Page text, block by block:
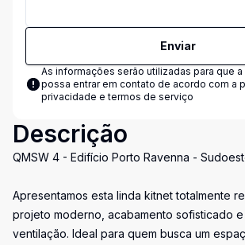
Enviar
As informações serão utilizadas para que
possa entrar em contato de acordo com a
privacidade e termos de serviço
Descrição
QMSW 4 - Edifício Porto Ravenna -
Apresentamos esta linda kitnet totalmente
projeto moderno, acabamento sofisticado
ventilação. Ideal para quem busca um